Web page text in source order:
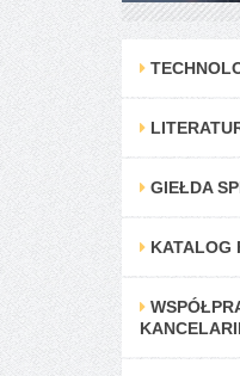
GIEŁDA
KATALOG